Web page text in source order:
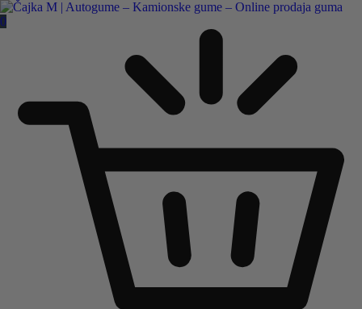
+381 32 5461 011 ili nam pišite: office@cajkam.rs
KAKO DO NAS
0